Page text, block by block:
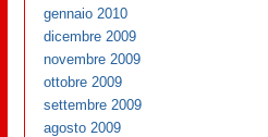
gennaio 2010
dicembre 2009
novembre 2009
ottobre 2009
settembre 2009
agosto 2009